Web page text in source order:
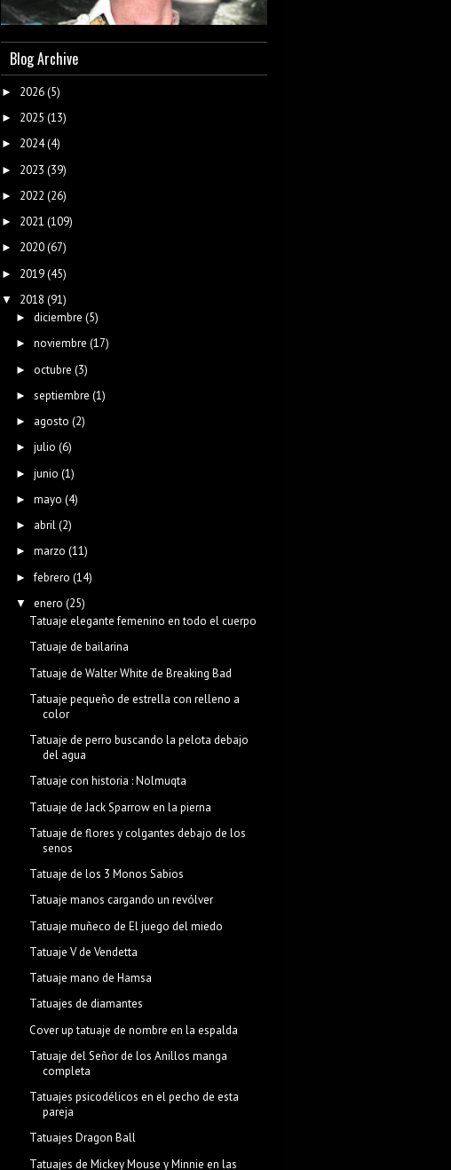
Blog Archive
► 2026(5)
► 2025 (13)
► 2024(4)
► 2023 (39)
► 2022 (26)
► 2021 (109)
► 2020(67)
► 2019(45)
▼ 2018 (91)
► diciembre (5)
► noviembre (17)
► octubre (3)
► septiembre (1)
► agosto (2)
► julio (6)
► junio (1)
► mayo (4)
► abril (2)
► marzo (11)
►febrero (14)
▼ enero (25)
Tatuaje elegante femenino en todo el cuerpo
Tatuaje de bailarina
Tatuaje de Walter White de Breaking Bad
Tatuaje pequeño de estrella con relleno a
color
Tatuaje de perro buscando la pelota debajo
del agua
Tatuaje con historia : Nolmuqta
Tatuaje de Jack Sparrow en la pierna
Tatuaje de flores y colgantes debajo de los
senos
Tatuaje de los 3 Monos Sabios
Tatuaje manos cargando un revólver
Tatuaje muñeco de El juego del miedo
Tatuaje V de Vendetta
Tatuaje mano de Hamsa
Tatuajes de diamantes
Cover up tatuaje de nombre en la espalda
Tatuaje del Señor de los Anillos manga
completa
Tatuajes psicodélicos en el pecho de esta
pareja
Tatuajes Dragon Ball
Tatuajes de Mickey Mouse y Minnie en las